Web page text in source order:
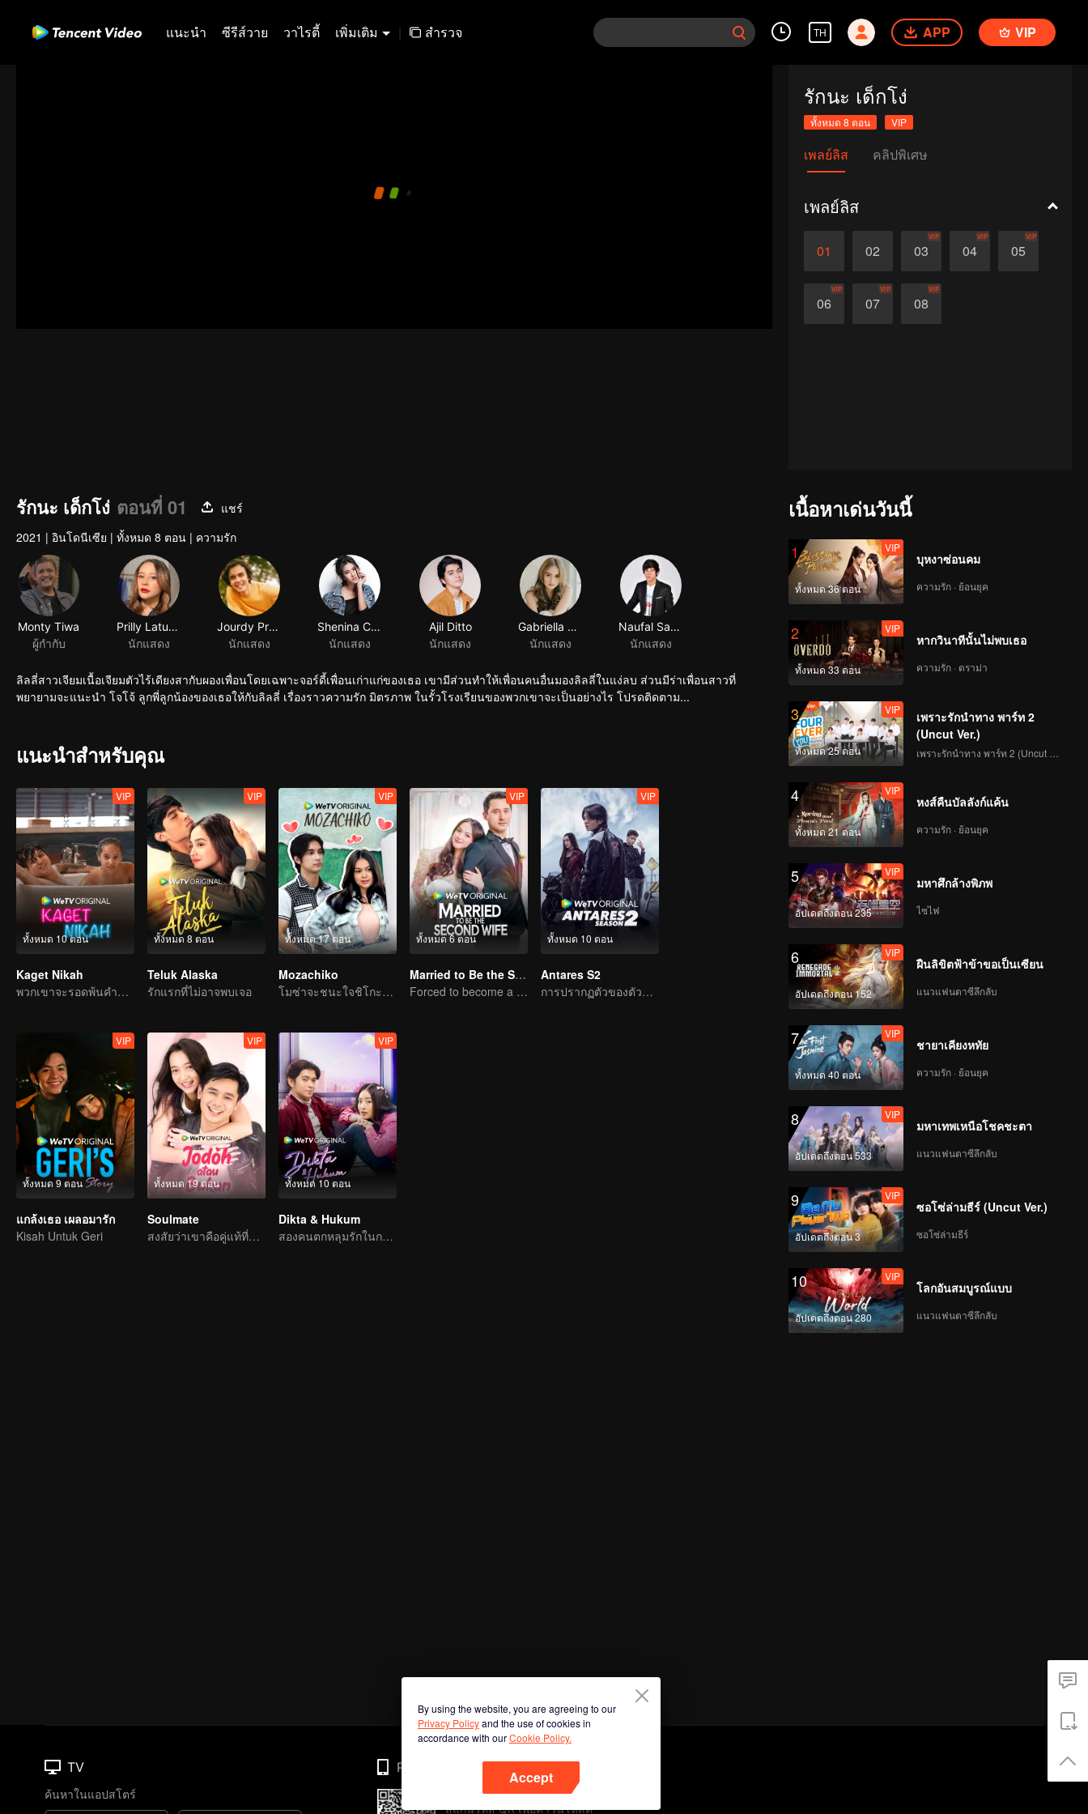
แนะนำ ซีรีส์วาย วาไรตี้ เพิ่มเติม | สำรวจ TH APP VIP
รักนะ เด็กโง่
ทั้งหมด 8 ตอน VIP
เพลย์ลิส คลิปพิเศษ
เพลย์ลิส
01 02 03
VIP
04
VIP
05
VIP
06
VIP
07
VIP
08
VIP
รักนะ เด็กโง่ ตอนที่ 01
แชร์
2021 | อินโดนีเซีย | ทั้งหมด 8 ตอน | ความรัก
Monty Tiwa
ผู้กำกับ
Prilly Latuconsina
นักแสดง
Jourdy Pranata
นักแสดง
Shenina Cinnamon
นักแสดง
Ajil Ditto
นักแสดง
Gabriella Desta
นักแสดง
Naufal Samudra
นักแสดง
ลิลลี่สาวเจียมเนื้อเจียมตัวไร้เดียงสากับผองเพื่อนโดยเฉพาะจอร์ดี้เพื่อนเก่าแก่ของเธอ เขามีส่วนทำให้เพื่อนคนอื่นมองลิลลี่ในแง่ลบ ส่วนมีร่าเพื่อนสาวที่
พยายามจะแนะนำ โจโจ้ ลูกพี่ลูกน้องของเธอให้กับลิลลี่ เรื่องราวความรัก มิตรภาพ ในรั้วโรงเรียนของพวกเขาจะเป็นอย่างไร โปรดติดตาม...
แนะนำสำหรับคุณ
ทั้งหมด 10 ตอน
VIP
Kaget Nikah
พวกเขาจะรอดพ้นคำขาดการแต่งงานได้หรือไม่?
ทั้งหมด 8 ตอน
VIP
Teluk Alaska
รักแรกที่ไม่อาจพบเจอ
ทั้งหมด 17 ตอน
VIP
Mozachiko
โมซ่าจะชนะใจชิโกะได้หรือไม่?
ทั้งหมด 6 ตอน
VIP
Married to Be the Second Wife
Forced to become a second wife, just to save her family..
ทั้งหมด 10 ตอน
VIP
Antares S2
การปรากฏตัวของตัวละครใหม่ที่สร้างความวุ่นวาย
ทั้งหมด 9 ตอน
VIP
แกล้งเธอ เผลอมารัก
Kisah Untuk Geri
ทั้งหมด 19 ตอน
VIP
Soulmate
สงสัยว่าเขาคือคู่แท้ที่ฟ้าลิขิตหรือไม่
ทั้งหมด 10 ตอน
VIP
Dikta & Hukum
สองคนตกหลุมรักในกรงขังของกฎหมาย
เนื้อหาเด่นวันนี้
1
ทั้งหมด 36 ตอน
VIP
บุหงาซ่อนคม
ความรัก · ย้อนยุค
2
ทั้งหมด 33 ตอน
VIP
หากวินาทีนั้นไม่พบเธอ
ความรัก · ดราม่า
3
ทั้งหมด 25 ตอน
VIP
เพราะรักนำทาง พาร์ท 2
(Uncut Ver.)
4
ทั้งหมด 21 ตอน
VIP
หงส์คืนบัลลังก์แค้น
ความรัก · ย้อนยุค
5
อัปเดตถึงตอน 235
VIP
มหาศึกล้างพิภพ
ไซไฟ
6
อัปเดตถึงตอน 152
VIP
ฝืนลิขิตฟ้าข้าขอเป็นเซียน
แนวแฟนตาซีลึกลับ
7
ทั้งหมด 40 ตอน
VIP
ชายาเคียงหทัย
ความรัก · ย้อนยุค
8
อัปเดตถึงตอน 533
VIP
มหาเทพเหนือโชคชะตา
แนวแฟนตาซีลึกลับ
9
อัปเดตถึงตอน 3
VIP
ซอโซ่ล่ามธีร์ (Uncut Ver.)
ซอโซ่ล่ามธีร์
10
อัปเดตถึงตอน 280
VIP
โลกอันสมบูรณ์แบบ
แนวแฟนตาซีลึกลับ
By using the website, you are agreeing to our
Privacy Policyand the use of cookies in
accordance with ourCookie Policy.
Accept
TV
ค้นหาในแอปสโตร์
Phone
สแกนรหัส QR เพื่อดาวน์โหลด